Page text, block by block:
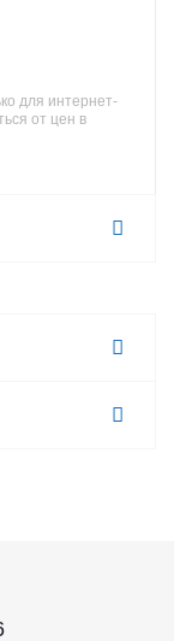
для интернет-
от цен в